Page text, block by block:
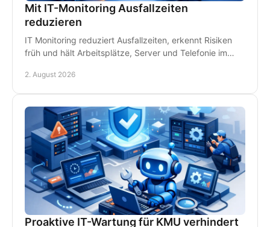
Mit IT-Monitoring Ausfallzeiten
reduzieren
IT Monitoring reduziert Ausfallzeiten, erkennt Risiken
früh und hält Arbeitsplätze, Server und Telefonie im
2. August 2026
Proaktive IT-Wartung für KMU verhindert